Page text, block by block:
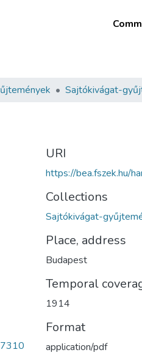
Sajtókivágat-
URI
https://bea.fszek.hu/
Collections
Sajtókivágat-
Place, address
Budapest
Temporal
1914
Format
application/pdf